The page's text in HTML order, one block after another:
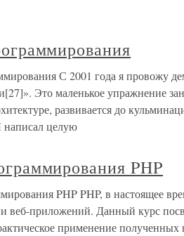
С 2001 года я провожу
Это маленькое упражнение
развивается до
написал целую
PHP
PHP PHP, в настоящее
веб-приложений. Данный курс
применение